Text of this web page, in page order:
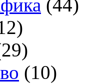
(44)
(10)